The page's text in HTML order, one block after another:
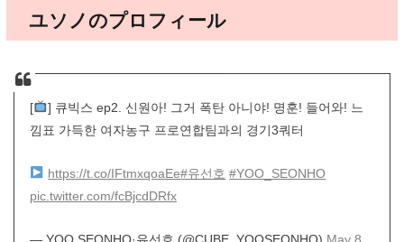
ユソノのプロフィール
[
] 큐빅스 ep2. 신원아! 그거 폭탄 아니야! 명훈! 들어와! 느
낌표 가득한 여자농구 프로연합팀과의 경기3쿼터
https://t.co/IFtmxqoaEe#유선호 #YOO_SEONHO
pic.twitter.com/fcBjcdDRfx